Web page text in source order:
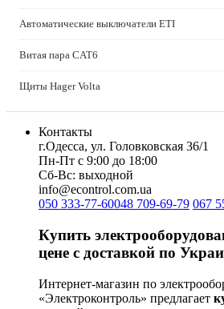
Mersen (Франция)
NOARK
OZKA (Украина)
Phoenix Contact (Германия)
Plank Electrotechnic (Украина)
Pro'sKit (Тайвань)
PYLONTECH (Китай)
Radpol (Польша)
Raut (Украина)
REM POWER (Словения)
Schneider-Electric (Франция)
SEZ (Словакия)
Siemens (Германия)
Автоматические выключатели ETI
Витая пара CAT6
Щиты Hager Volta
Контакты
г.Одесса, ул. Головковская 36/1
Пн-Пт с 9:00 до 18:00
Сб-Вс: выходной
info@econtrol.com.ua
050 333-77-60048 709-69-79 067
Купить
цене с доставкой по
Интернет-магазин по
«Электроконтроль» предлагает